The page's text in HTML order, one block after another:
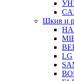
Шкив и
LG